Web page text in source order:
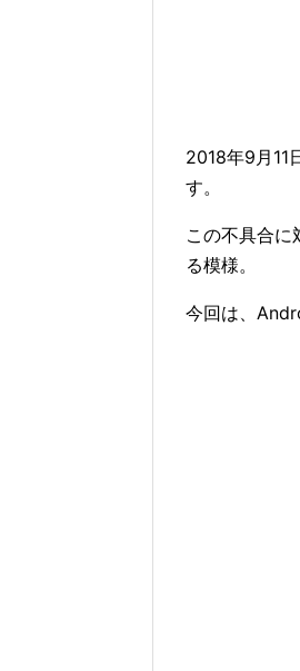
2018年9月11
す。
この不具合に
る模様。
今回は、